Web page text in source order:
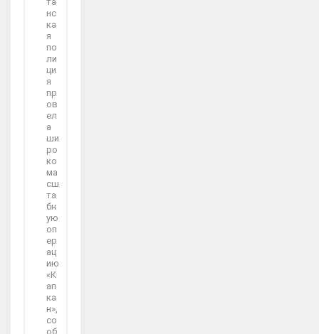
нс
ка
я
по
ли
ци
я
пр
ов
ел
а
ши
ро
ко
ма
сш
та
бн
ую
оп
ер
ац
ию
«К
ап
ка
н»,
со
об